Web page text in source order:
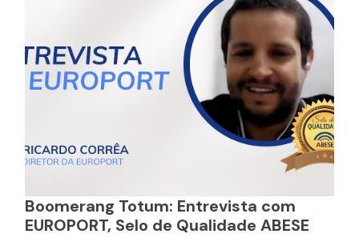
Boomerang Totum: Entrevista com
EUROPORT, Selo de Qualidade ABESE